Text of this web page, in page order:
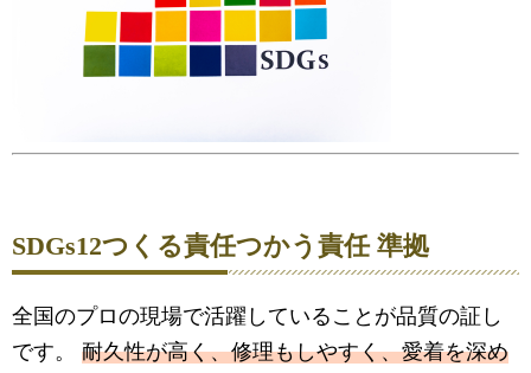
SDGs12つくる責任つかう責任 準拠
全国のプロの現場で活躍していることが品質の証し
です。 耐久性が高く、修理もしやすく、愛着を深め